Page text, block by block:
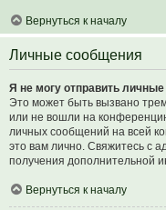
Вернуться к началу
Личные сообщения
Я не могу отправить
Это может быть вызвано
или не вошли на
личных сообщений на всей
это вам лично. Свяжитесь с
получения дополнительной
Вернуться к началу